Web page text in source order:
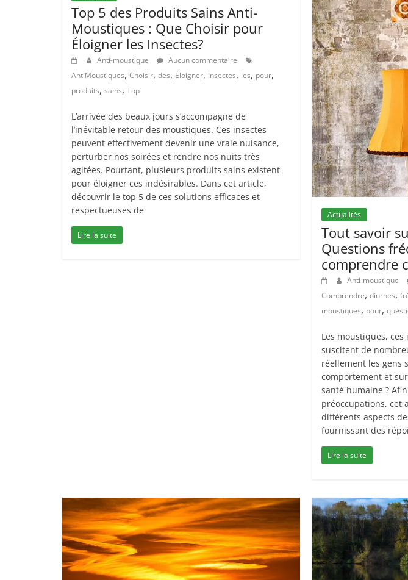
Top 5 des Produits Sains Anti-
Moustiques : Que Choisir pour
Éloigner les Insectes?
Anti-moustique
Aucun commentaire
AntiMoustiques, Choisir, des, Éloigner, insectes, les, pour,
produits, sains, Top
L’arrivée des beaux jours s’accompagne de
l’inévitable retour des moustiques. Ces insectes
peuvent effectivement devenir une vraie nuisance,
perturber nos soirées et rendre nos nuits très
agitées. Pourtant, plusieurs produits sains existent
pour éloigner ces indésirables. Dans cet article,
découvrir le top 5 de ces solutions efficaces et
respectueuses de
Lire la suite
Actualités
Tout savoir
Questions
comprendre
Anti-moustique
Comprendre,diurnes,
moustiques, pour,
Les moustiques,
suscitent de
réellement les gens
comportement et
santé humaine ?
préoccupations, cet
différents aspects
fournissant des
Lire la suite